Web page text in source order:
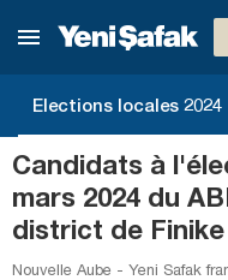
Elections locales 2024
Candidats à
mars 2024 du
district de Finike
Nouvelle Aube - Yeni Safak
İstanbul
Izmir
Adana
Adıyaman
Afyonkarahisar